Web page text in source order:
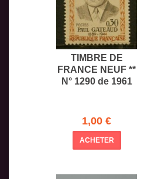
TIMBRE DE
FRANCE NEUF **
N° 1290 de 1961
1,00 €
ACHETER